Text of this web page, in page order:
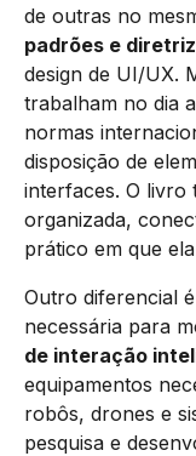
de outras no
padrões e
design de UI/UX.
trabalham no dia
normas
disposição de
interfaces. O livro
organizada,
prático em que
Outro diferencial
necessária para
de interação
equipamentos
robôs, drones e
pesquisa e